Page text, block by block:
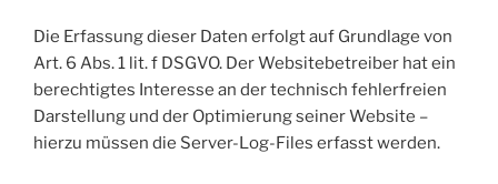
Die Erfassung dieser Daten erfolgt auf Grundlage von
Art. 6 Abs. 1 lit. f DSGVO. Der Websitebetreiber hat ein
berechtigtes Interesse an der technisch fehlerfreien
Darstellung und der Optimierung seiner Website –
hierzu müssen die Server-Log-Files erfasst werden.